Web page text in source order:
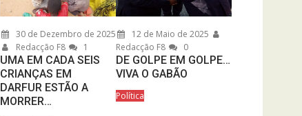
30 de Dezembro de 2025
Redacção F8
1
UMA EM CADA SEIS
CRIANÇAS EM
DARFUR ESTÃO A
MORRER…
12 de Maio de 2025
Redacção F8
0
DE GOLPE EM GOLPE…
VIVA O GABÃO
Política